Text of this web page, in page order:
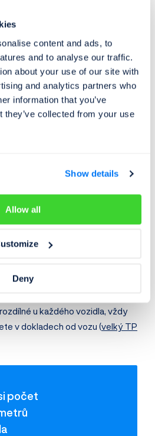
content and ads, to
and to analyse our traffic.
about your use of our site with
and analytics partners who
information that you’ve
they’ve collected from your use
Show details
Allow all
Deny
ale také motocykly,
u každého vozidla, vždy
v dokladech od vozu (velký TP
počet